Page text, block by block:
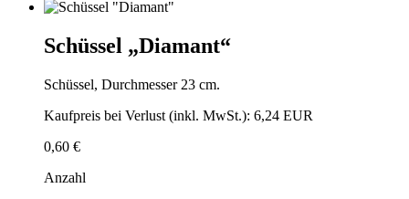
Schüssel „Diamant“
Schüssel, Durchmesser 23 cm.
Kaufpreis bei Verlust (inkl. MwSt.): 6,24 EUR
0,60 €
Anzahl